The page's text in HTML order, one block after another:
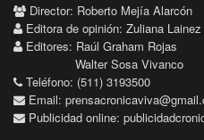
Director: Roberto Mejía Alarcón
Editora de opinión: Zuliana
Editores: Raúl Graham Rojas
Walter Sosa Vivanco
Teléfono: (511) 3193500
Email:
Publicidad online: